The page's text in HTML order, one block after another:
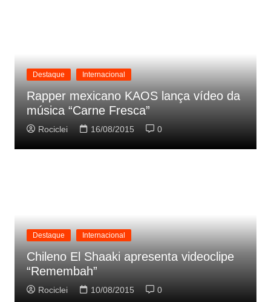
Destaque Internacional
Rapper mexicano KAOS lança vídeo da
música “Carne Fresca”
Rociclei 16/08/2015 0
Destaque Internacional
Chileno El Shaaki apresenta videoclipe
“Remembah”
Rociclei 10/08/2015 0